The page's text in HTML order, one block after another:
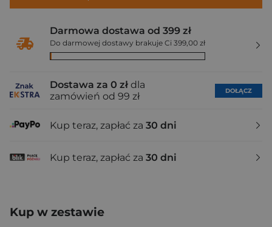
Darmowa dostawa od 399 zł
Do darmowej dostawy brakuje Ci 399,00 zł
Dostawa za 0 zł dla
zamówień od 99 zł
DOŁĄCZ
Kup teraz, zapłać za 30 dni
Kup teraz, zapłać za 30 dni
Kup w zestawie